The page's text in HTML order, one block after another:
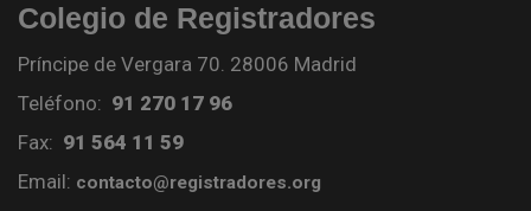
Colegio de Registradores
Príncipe de Vergara 70. 28006 Madrid
Teléfono: 91 270 17 96
Fax: 91 564 11 59
Email: contacto@registradores.org